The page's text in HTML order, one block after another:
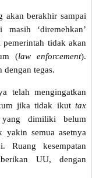
akan berakhir sampai
‘diremehkan’
tidak akan
(law enforcement).
tegas.
telah mengingatkan
jika tidak ikuttax
dimiliki belum
yakin semua asetnya
Ruang kesempatan
UU, dengan